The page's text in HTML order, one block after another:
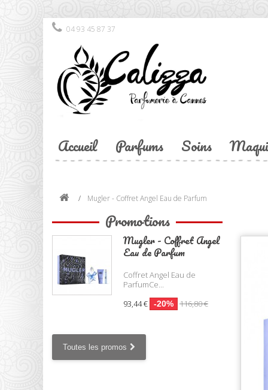
04 93 45 87 37
Accueil Parfums Soins
Mugler - Coffret Angel Eau de Parfum
Promotions
Mugler - Coffret Angel
Eau de Parfum
Coffret Angel Eau de
ParfumCe...
93,44 €
-20% 116,80 €
Toutes les promos